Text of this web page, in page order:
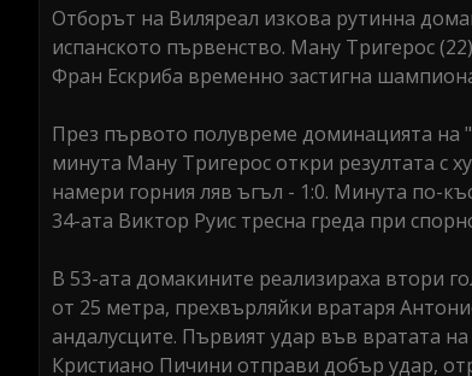
Отборът на Виляреал изкова рутинна
испанското първенство. Ману Тригерос
Фран Ескриба временно застигна
През първото полувреме доминацията на
минута Ману Тригерос откри резултата с
намери горния ляв ъгъл - 1:0. Минута по-
34-ата Виктор Руис тресна греда при
В 53-ата домакините реализираха втори
от 25 метра, прехвърляйки вратаря
андалусците. Първият удар във вратата
Кристиано Пичини отправи добър удар,